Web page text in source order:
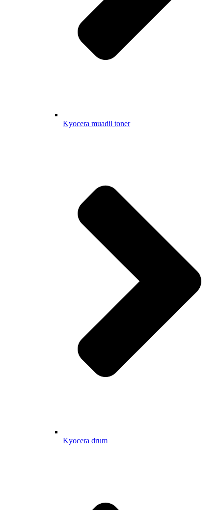
Kyocera muadil toner
Kyocera drum